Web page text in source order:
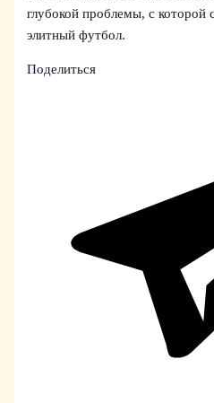
глубокой проблемы, с которой
элитный футбол.
Поделиться